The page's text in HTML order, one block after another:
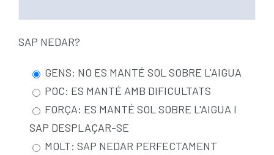
SAP NEDAR?
GENS: NO ES MANTÉ SOL SOBRE L'AIGUA
POC: ES MANTÉ AMB DIFICULTATS
FORÇA: ES MANTÉ SOL SOBRE L'AIGUA I
SAP DESPLAÇAR-SE
MOLT: SAP NEDAR PERFECTAMENT